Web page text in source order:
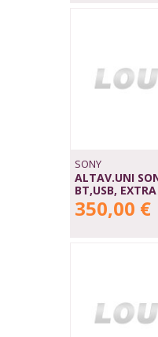
SONY
ALTAV.UNI
BT,USB,
350,00 €